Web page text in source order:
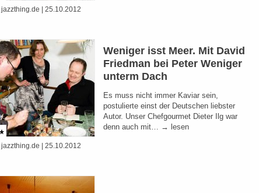
jazzthing.de | 25.10.2012
Weniger isst Meer. Mit David
Friedman bei Peter Weniger
unterm Dach
Es muss nicht immer Kaviar sein,
postulierte einst der Deutschen liebster
Autor. Unser Chefgourmet Dieter Ilg war
denn auch mit… → lesen
jazzthing.de | 25.10.2012